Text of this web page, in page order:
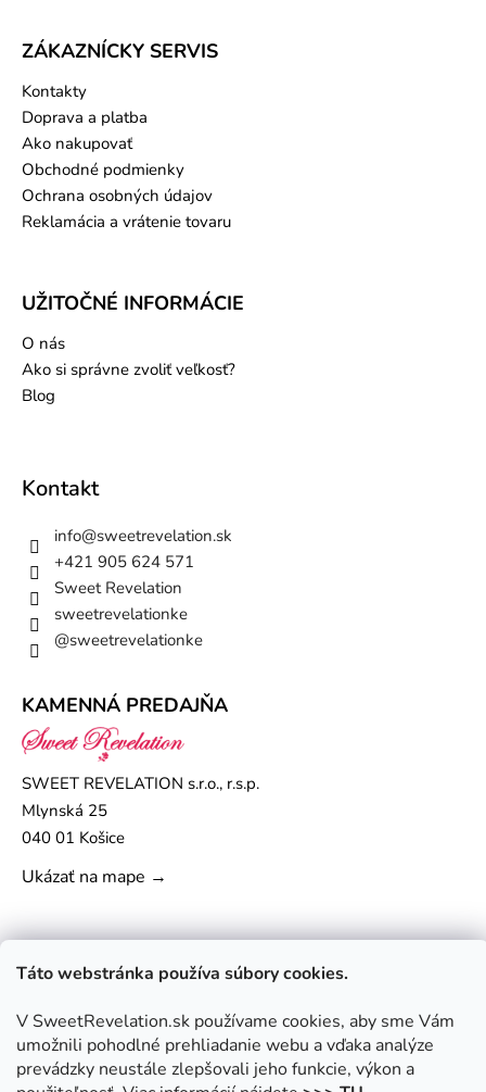
Táto webstránka používa súbory cookies.
V SweetRevelation.sk používame cookies, aby sme Vám
umožnili pohodlné prehliadanie webu a vďaka analýze
prevádzky neustále zlepšovali jeho funkcie, výkon a
ZÁKAZNÍCKY SERVIS
Kontakty
Doprava a platba
Ako nakupovať
Obchodné podmienky
Ochrana osobných údajov
Reklamácia a vrátenie tovaru
UŽITOČNÉ INFORMÁCIE
O nás
Ako si správne zvoliť veľkosť?
Blog
Kontakt
info@sweetrevelation.sk
+421 905 624 571
Sweet Revelation
sweetrevelationke
@sweetrevelationke
KAMENNÁ PREDAJŇA
SWEET REVELATION s.r.o., r.s.p.
Mlynská 25
040 01 Košice
Ukázať na mape →